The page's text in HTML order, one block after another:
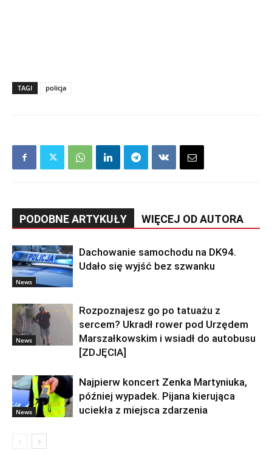
TAGI policja
PODOBNE ARTYKUŁY WIĘCEJ OD AUTORA
News
Dachowanie samochodu na DK94.
Udało się wyjść bez szwanku
News
Rozpoznajesz go po tatuażu z
sercem? Ukradł rower pod Urzędem
Marszałkowskim i wsiadł do autobusu
[ZDJĘCIA]
News
Najpierw koncert Zenka Martyniuka,
później wypadek. Pijana kierująca
uciekła z miejsca zdarzenia